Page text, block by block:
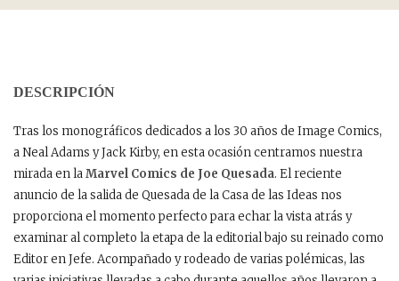
DESCRIPCIÓN
Tras los monográficos dedicados a los 30 años de Image Comics,
a Neal Adams y Jack Kirby, en esta ocasión centramos nuestra
mirada en laMarvel Comics de Joe Quesada. El reciente
anuncio de la salida de Quesada de la Casa de las Ideas nos
proporciona el momento perfecto para echar la vista atrás y
examinar al completo la etapa de la editorial bajo su reinado como
Editor en Jefe. Acompañado y rodeado de varias polémicas, las